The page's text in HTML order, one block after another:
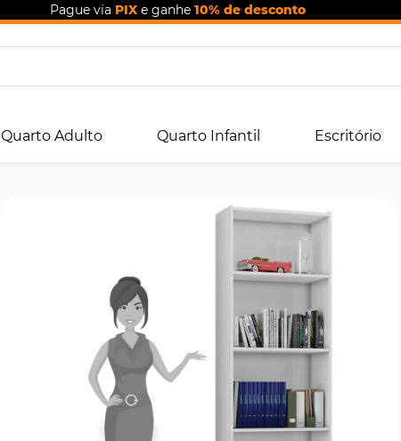
Pague via PIXe ganhe 10% de desconto
Quarto Adulto Quarto Infantil Escritório